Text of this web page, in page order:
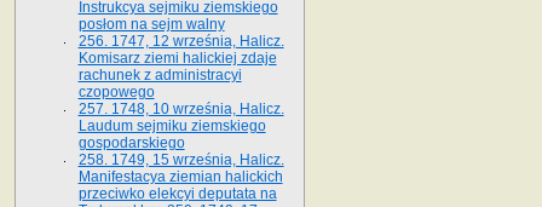
Instrukcya sejmiku ziemskiego
posłom na sejm walny
256. 1747, 12 września, Halicz.
Komisarz ziemi halickiej zdaje
rachunek z administracyi
czopowego
257. 1748, 10 września, Halicz.
Laudum sejmiku ziemskiego
gospodarskiego
258. 1749, 15 września, Halicz.
Manifestacya ziemian halickich
przeciwko elekcyi deputata na